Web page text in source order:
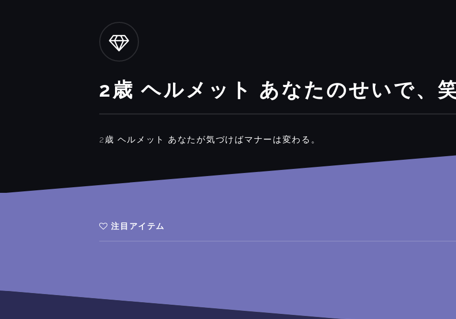
2歳 ヘルメット あなたのせいで、
2歳 ヘルメット あなたが気づけばマナーは変わる。
注目アイテム